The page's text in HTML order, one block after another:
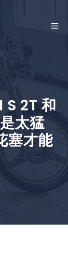
菜
S 2T 和
太猛
塞才能